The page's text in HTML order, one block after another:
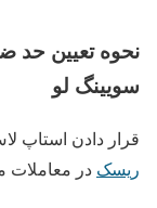
نحوه تعیین حد
سویینگ لو
قرار دادن استاپ
ریسک در معاملات